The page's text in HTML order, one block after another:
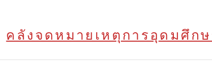
คลังจดหมายเหตุการอุดมศึก